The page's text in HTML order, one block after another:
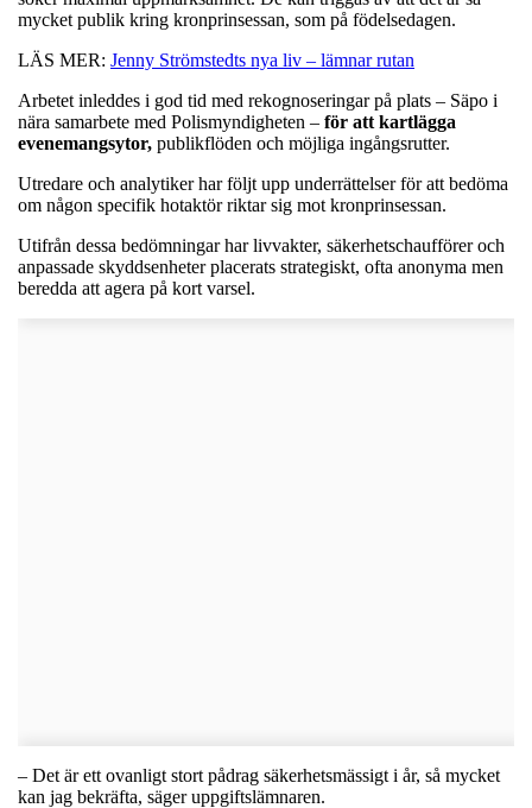
mycket publik kring kronprinsessan, som på födelsedagen.
LÄS MER: Jenny Strömstedts nya liv – lämnar rutan
Arbetet inleddes i god tid med rekognoseringar på plats – Säpo i
nära samarbete med Polismyndigheten – för att kartlägga
evenemangsytor, publikflöden och möjliga ingångsrutter.
Utredare och analytiker har följt upp underrättelser för att bedöma
om någon specifik hotaktör riktar sig mot kronprinsessan.
Utifrån dessa bedömningar har livvakter, säkerhetschaufförer och
anpassade skyddsenheter placerats strategiskt, ofta anonyma men
beredda att agera på kort varsel.
– Det är ett ovanligt stort pådrag säkerhetsmässigt i år, så mycket
kan jag bekräfta, säger uppgiftslämnaren.